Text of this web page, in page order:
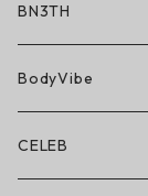
BN3TH
BN3TH × ON THE
ボクサーブリー
BodyVibe
CELEB